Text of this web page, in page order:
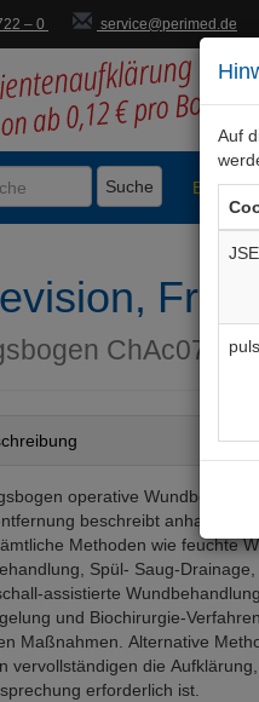
– 0 service@perimed.de
Suche
Auf
ChAc071De
operative
beschreibt anhand von
Methoden wie feuchte
Spül- Saug-
assistierte
und Biochirurgie-
Maßnahmen. Alternative
vervollständigen die
erforderlich ist.